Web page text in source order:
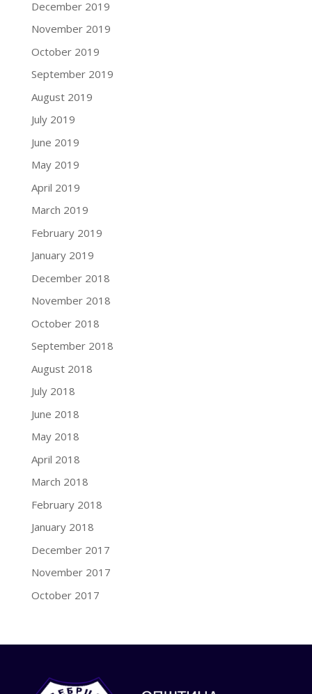
December 2019
November 2019
October 2019
September 2019
August 2019
July 2019
June 2019
May 2019
April 2019
March 2019
February 2019
January 2019
December 2018
November 2018
October 2018
September 2018
August 2018
July 2018
June 2018
May 2018
April 2018
March 2018
February 2018
January 2018
December 2017
November 2017
October 2017